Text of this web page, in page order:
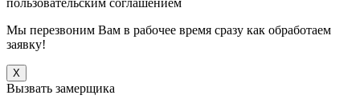
Мы перезвоним Вам в рабочее время сразу как обработаем
заявку!
X
Вызвать замерщика